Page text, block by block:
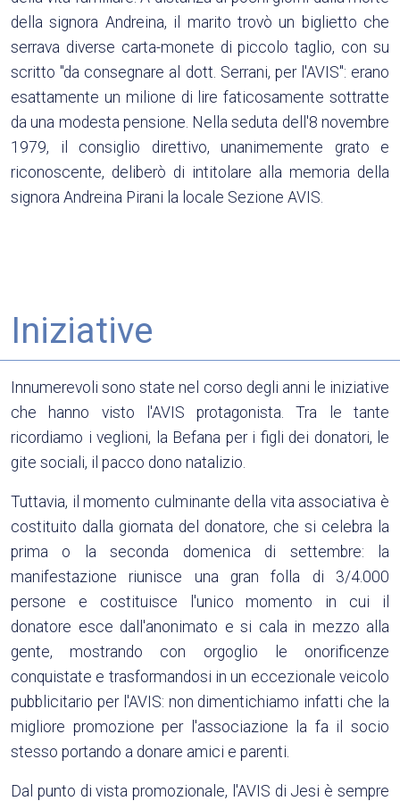
della signora Andreina, il marito trovò un biglietto che
serrava diverse carta-monete di piccolo taglio, con su
scritto "da consegnare al dott. Serrani, per l'AVIS": erano
esattamente un milione di lire faticosamente sottratte
da una modesta pensione. Nella seduta dell'8 novembre
1979, il consiglio direttivo, unanimemente grato e
riconoscente, deliberò di intitolare alla memoria della
signora Andreina Pirani la locale Sezione AVIS.
Iniziative
Innumerevoli sono state nel corso degli anni le iniziative
che hanno visto l'AVIS protagonista. Tra le tante
ricordiamo i veglioni, la Befana per i figli dei donatori, le
gite sociali, il pacco dono natalizio.
Tuttavia, il momento culminante della vita associativa è
costituito dalla giornata del donatore, che si celebra la
prima o la seconda domenica di settembre: la
manifestazione riunisce una gran folla di 3/4.000
persone e costituisce l'unico momento in cui il
donatore esce dall'anonimato e si cala in mezzo alla
gente, mostrando con orgoglio le onorificenze
conquistate e trasformandosi in un eccezionale veicolo
pubblicitario per l'AVIS: non dimentichiamo infatti che la
migliore promozione per l'associazione la fa il socio
stesso portando a donare amici e parenti.
Dal punto di vista promozionale, l'AVIS di Jesi è sempre